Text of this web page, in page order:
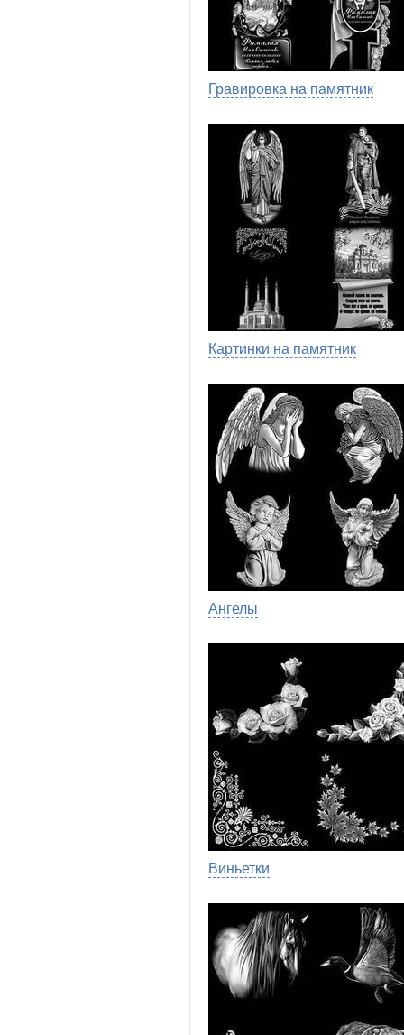
Гравировка на памятник
Картинки на памятник
Ангелы
Виньетки